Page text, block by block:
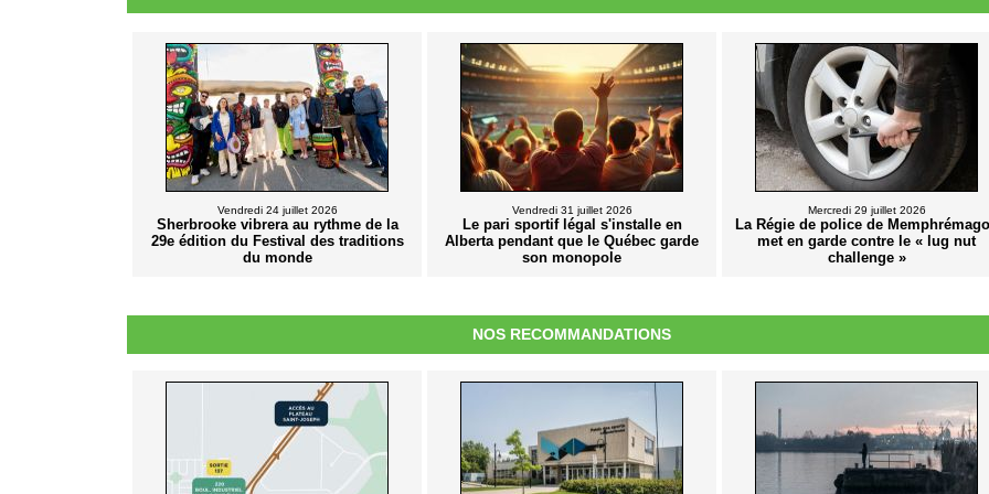
Vendredi 24 juillet 2026
Sherbrooke vibrera au rythme de la
29e édition du Festival des traditions
du monde
Vendredi 31 juillet 2026
Le pari sportif légal s'installe en
Alberta pendant que le Québec garde
son monopole
Mercredi 29 juillet 2026
La Régie de police de
met en garde contre le « lug nut
challenge »
NOS RECOMMANDATIONS